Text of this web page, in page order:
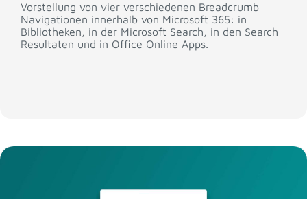
Vorstellung von vier verschiedenen Breadcrumb
Navigationen innerhalb von Microsoft 365: in
Bibliotheken, in der Microsoft Search, in den Search
Resultaten und in Office Online Apps.